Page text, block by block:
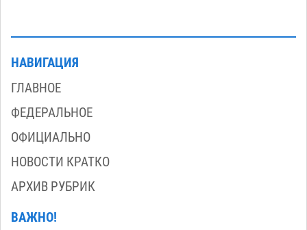
НАВИГАЦИЯ
ГЛАВНОЕ
ФЕДЕРАЛЬНОЕ
ОФИЦИАЛЬНО
НОВОСТИ КРАТКО
АРХИВ РУБРИК
ВАЖНО!